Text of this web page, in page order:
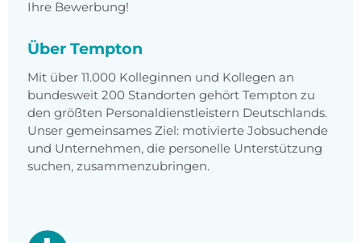
Ihre Bewerbung!
Über Tempton
Mit über 11.000 Kolleginnen und Kollegen an
bundesweit 200 Standorten gehört Tempton zu
den größten Personaldienstleistern Deutschlands.
Unser gemeinsames Ziel: motivierte Jobsuchende
und Unternehmen, die personelle Unterstützung
suchen, zusammenzubringen.